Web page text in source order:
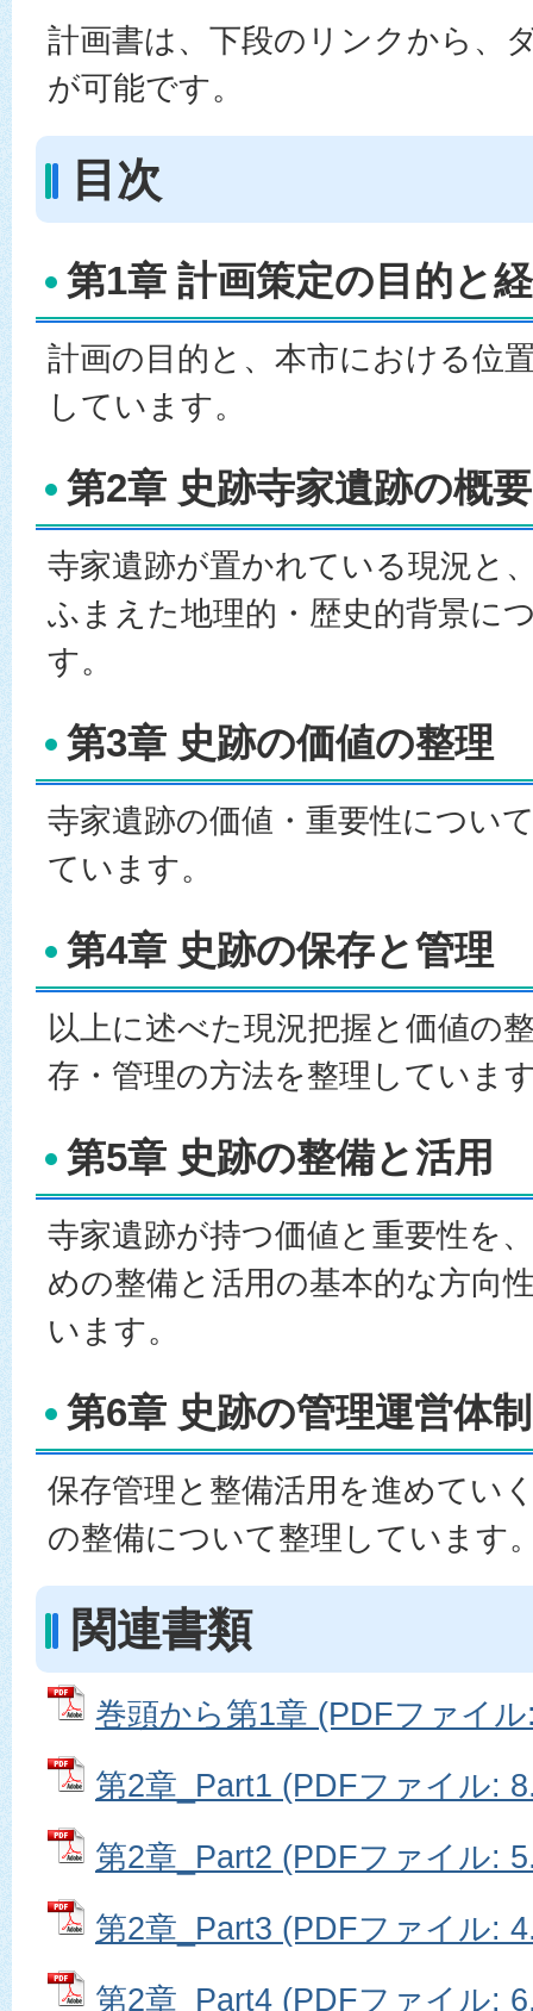
計画書は、下段のリンクから、
が可能です。
目次
第1章 計画策定の目的と
計画の目的と、本市における位
しています。
第2章 史跡寺家遺跡の概要
寺家遺跡が置かれている現況と
ふまえた地理的・歴史的背景に
す。
第3章 史跡の価値の整理
寺家遺跡の価値・重要性につい
ています。
第4章 史跡の保存と管理
以上に述べた現況把握と価値の
存・管理の方法を整理していま
第5章 史跡の整備と活用
寺家遺跡が持つ価値と重要性を
めの整備と活用の基本的な方向
います。
第6章 史跡の管理運営体制
保存管理と整備活用を進めてい
の整備について整理しています
関連書類
巻頭から第1章 (PDFファイ
第2章_Part1 (PDFファイル:
第2章_Part2 (PDFファイル:
第2章_Part3 (PDFファイル:
第2章_Part4 (PDFファイル: